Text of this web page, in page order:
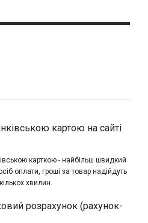
картою на сайті
карткою - найбільш швидкий
оплати, гроші за товар надійдуть
хвилин.
розрахунок (рахунок-